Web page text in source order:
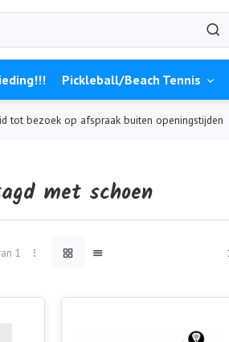
Pickleball/Beach Tennis
tot bezoek op afspraak buiten openingstijden
met schoen
1